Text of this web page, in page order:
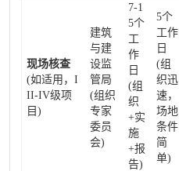
现场核查
(如适用，I
II-IV级项
目)
建筑
与建
设监
管局
(组织
专家
委员
会)
7-1
5个
工
作
日
(组
织
+实
施
+报
告)
5个
工作
日
(组
织迅
速，
场地
条件
简
单)